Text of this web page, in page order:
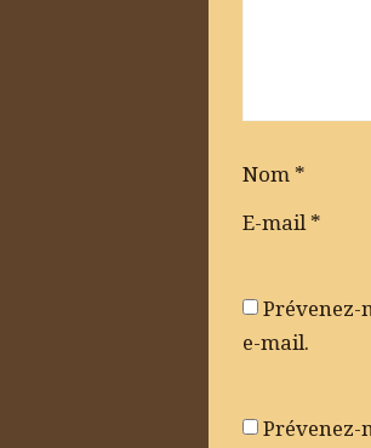
Nom *
E-mail *
Prévenez-
e-mail.
Prévenez-